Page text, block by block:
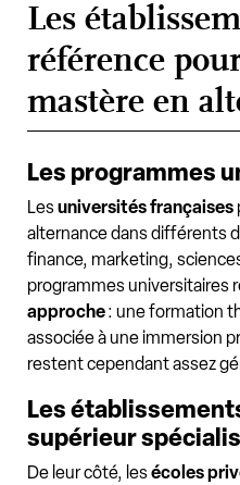
Les
référence
mastère en
Les programmes
Lesuniversités françaises
alternance dans différents
finance, marketing,
programmes universitaires
approche: une formation
associée à une immersion
restent cependant assez
Les
supérieur
De leur côté, lesécoles